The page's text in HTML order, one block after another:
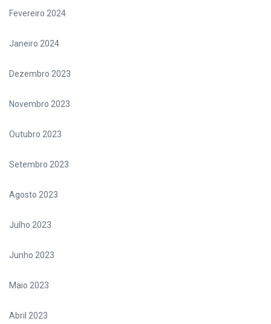
Fevereiro 2024
Janeiro 2024
Dezembro 2023
Novembro 2023
Outubro 2023
Setembro 2023
Agosto 2023
Julho 2023
Junho 2023
Maio 2023
Abril 2023